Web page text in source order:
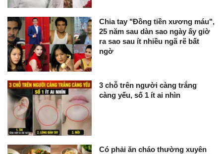
Chia tay "Đồng tiền xương máu",
25 năm sau dàn sao ngày ấy giờ
ra sao sau ít nhiều ngã rẽ bất
ngờ
3 chỗ trên người càng trắng
càng yếu, số 1 ít ai nhìn
Có phải ăn cháo thường xuyên